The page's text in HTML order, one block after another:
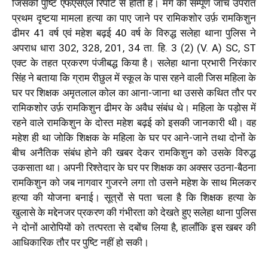
जिसकी पुष्टि एफएसएल रिपोर्ट से होती है। मर्ग की सम्पूर्ण जाँच उपरांत
प्रथम दृष्टया मामला हत्या का पाए जाने पर रामिकशोर उर्फ़ रामकिशुन
ढीमर 41 वर्ष एवं महेश बढ़ई 40 वर्ष के विरुद्ध सलेहा थाना पुलिस ने
अपराध धारा 302, 328, 201, 34 ता. हि. 3 (2) (V. A) SC, ST
एक्ट के तहत प्रकरण पंजीबद्ध किया है। सलेहा थाना प्रभारी निरंकार
सिंह ने बताया कि ग्राम रीछुल में स्कूल के पास रहने वाली जिस महिला के
घर पर शिक्षक अमृतलाल कोल का आना-जाना था उससे कथित तौर पर
रामिकशोर उर्फ़ रामकिशुन ढीमर के अवैध संबंध थे। महिला के पड़ोस में
रहने वाले रामकिशुन के दोस्त महेश बढ़ई को इसकी जानकारी थी। वह
महेश ही था जोकि शिक्षक के महिला के घर पर आने-जाने तथा दोनों के
बीच अनैतिक संबंध होने की खबर देकर रामकिशुन को उसके विरुद्ध
उकसाता था। अपनी रिश्तेदार के घर पर शिक्षक का अक्सर उठना-बैठना
रामकिशुन को जब नागवार गुजरने लगा तो उसने महेश के साथ मिलकर
हत्या की योजना बनाई। सूत्रों से पता चला है कि शिक्षक हत्या के
खुलासे के मद्देनजर प्रकरण की गंभीरता को देखते हुए सलेहा थाना पुलिस
ने दोनों आरोपियों को तत्परता से दबोंच लिया है, हालाँकि इस खबर की
आधिकारिक तौर पर पुष्टि नहीं हो सकी।